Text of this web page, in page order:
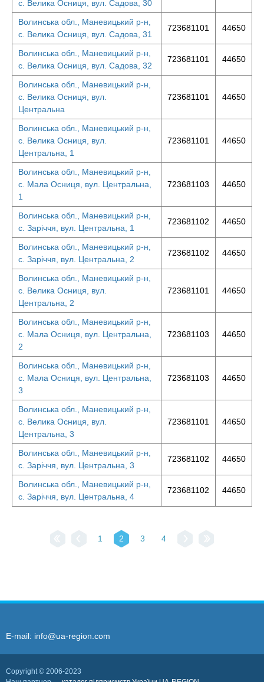
с. Велика Осниця, вул. Садова, 30
Волинська обл., Маневицький р-н,
с. Велика Осниця, вул. Садова, 31
723681101 44650
Волинська обл., Маневицький р-н,
с. Велика Осниця, вул. Садова, 32
723681101 44650
Волинська обл., Маневицький р-н,
с. Велика Осниця, вул.
Центральна
723681101 44650
Волинська обл., Маневицький р-н,
с. Велика Осниця, вул.
Центральна, 1
723681101 44650
Волинська обл., Маневицький р-н,
с. Мала Осниця, вул. Центральна,
1
723681103 44650
Волинська обл., Маневицький р-н,
с. Заріччя, вул. Центральна, 1
723681102 44650
Волинська обл., Маневицький р-н,
с. Заріччя, вул. Центральна, 2
723681102 44650
Волинська обл., Маневицький р-н,
с. Велика Осниця, вул.
Центральна, 2
723681101 44650
Волинська обл., Маневицький р-н,
с. Мала Осниця, вул. Центральна,
2
723681103 44650
Волинська обл., Маневицький р-н,
с. Мала Осниця, вул. Центральна,
3
723681103 44650
Волинська обл., Маневицький р-н,
с. Велика Осниця, вул.
Центральна, 3
723681101 44650
Волинська обл., Маневицький р-н,
с. Заріччя, вул. Центральна, 3
723681102 44650
Волинська обл., Маневицький р-н,
с. Заріччя, вул. Центральна, 4
723681102 44650
1 2 3 4
E-mail: info@ua-region.com
Copyright © 2006-2023